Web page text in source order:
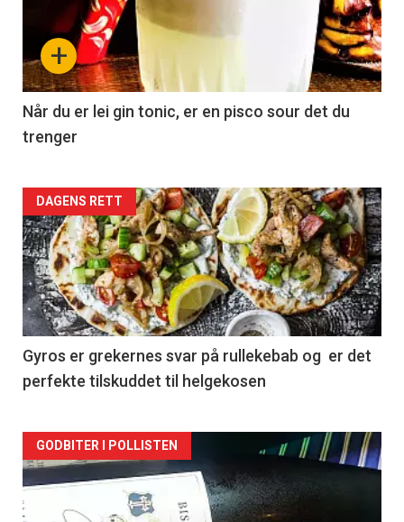
+
Når du er lei gin tonic, er en pisco sour det du
trenger
Forsiden
akkurat
nå
-
2
DAGENS RETT
Gyros er grekernes svar på rullekebab og er det
perfekte tilskuddet til helgekosen
Forsiden
akkurat
GODBITER I POLLISTEN